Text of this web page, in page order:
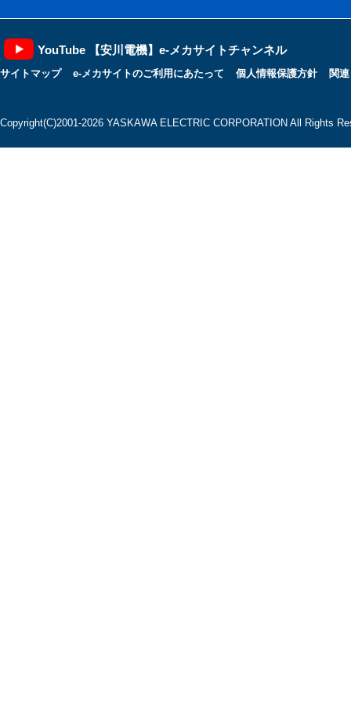
YouTube 【安川電機】e-メカサイトチャンネル
サイトマップ e-メカサイトのご利用にあたって 個人情報保護方針 関
Copyright(C)2001‐2026 YASKAWA ELECTRIC CORPORATION All Rights